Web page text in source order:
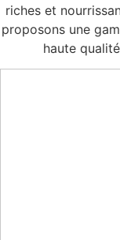
riches et
proposons une
haute